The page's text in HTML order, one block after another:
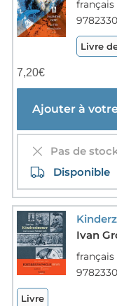
français
Livre
7,20€
Ajouter à
Pas de
Disponible
Ivan
français
Livre